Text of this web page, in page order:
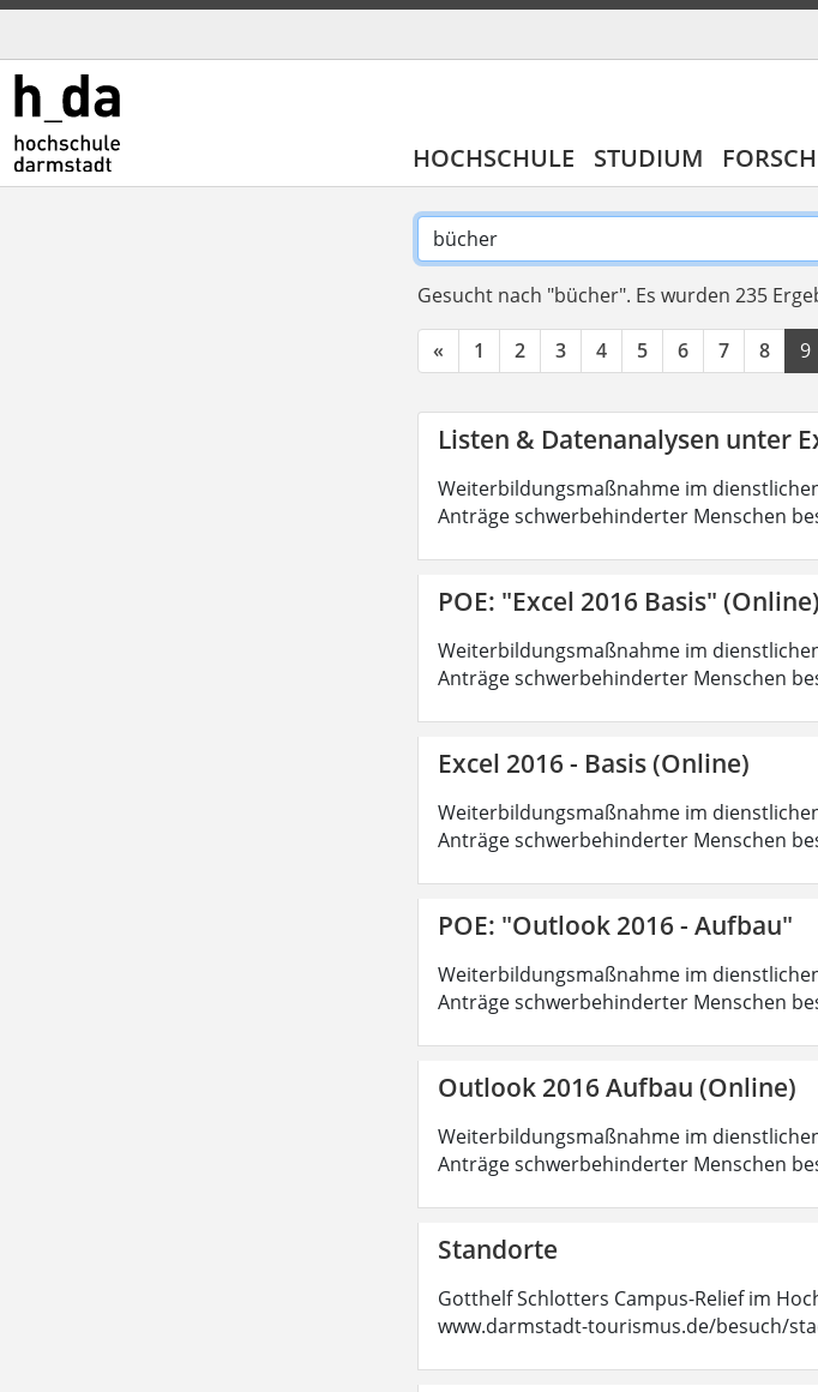
HOCHSCHULE STUDIUM
Gesucht nach "bücher". Es wurden 235
« 1 2 3 4 5 6 7 8 9
Listen & Datenanalysen unter
Weiterbildungsmaßnahme im
Anträge schwerbehinderter Menschen
POE: "Excel 2016 Basis" (Online)
Weiterbildungsmaßnahme im
Anträge schwerbehinderter Menschen
Excel 2016 - Basis (Online)
Weiterbildungsmaßnahme im
Anträge schwerbehinderter Menschen
POE: "Outlook 2016 - Aufbau"
Weiterbildungsmaßnahme im
Anträge schwerbehinderter Menschen
Outlook 2016 Aufbau (Online)
Weiterbildungsmaßnahme im
Anträge schwerbehinderter Menschen
Standorte
Gotthelf Schlotters Campus-Relief im
www.darmstadt-tourismus.de/besuch/